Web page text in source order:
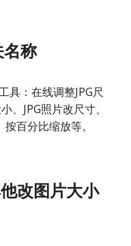
称
具：在线调整JPG尺
、JPG照片改尺寸、
百分比缩放等。
改图片大小